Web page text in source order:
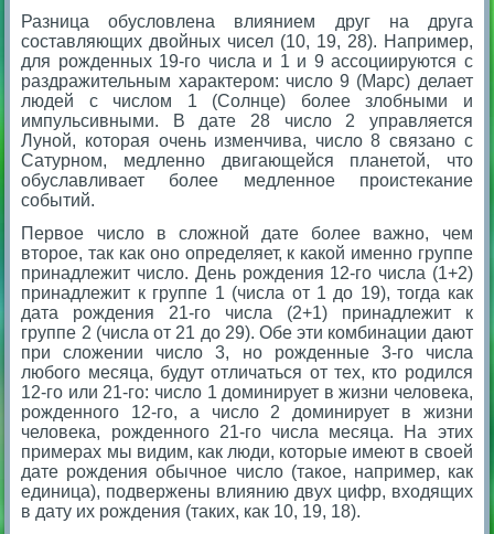
Разница обусловлена влиянием друг на друга
составляющих двойных чисел (10, 19, 28). Например,
для рожденных 19-го числа и 1 и 9 ассоциируются с
раздражительным характером: число 9 (Марс) делает
людей с числом 1 (Солнце) более злобными и
импульсивными. В дате 28 число 2 управляется
Луной, которая очень изменчива, число 8 связано с
Сатурном, медленно двигающейся планетой, что
обуславливает более медленное проистекание
событий.
Первое число в сложной дате более важно, чем
второе, так как оно определяет, к какой именно группе
принадлежит число. День рождения 12-го числа (1+2)
принадлежит к группе 1 (числа от 1 до 19), тогда как
дата рождения 21-го числа (2+1) принадлежит к
группе 2 (числа от 21 до 29). Обе эти комбинации дают
при сложении число 3, но рожденные 3-го числа
любого месяца, будут отличаться от тех, кто родился
12-го или 21-го: число 1 доминирует в жизни человека,
рожденного 12-го, а число 2 доминирует в жизни
человека, рожденного 21-го числа месяца. На этих
примерах мы видим, как люди, которые имеют в своей
дате рождения обычное число (такое, например, как
единица), подвержены влиянию двух цифр, входящих
в дату их рождения (таких, как 10, 19, 18).